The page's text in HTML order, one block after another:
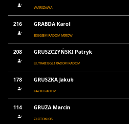
WARSZAWA
216 GRABDA Karol
BIEGIEM RADOM MIRÓW
208 GRUSZCZYŃSKI Patryk
ULTRABIEGLI RADOM RADOM
178 GRUSZKA Jakub
KAZIKI RADOM
114 GRUZA Marcin
ZŁOTOKŁOS